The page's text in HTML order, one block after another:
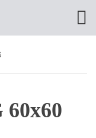
60x60